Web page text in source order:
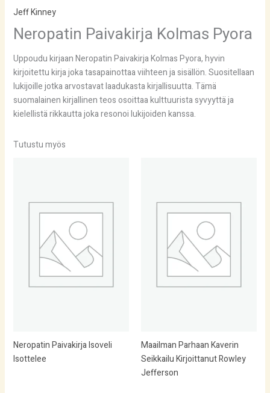
Jeff Kinney
Neropatin Paivakirja Kolmas Pyora
Uppoudu kirjaan Neropatin Paivakirja Kolmas Pyora, hyvin
kirjoitettu kirja joka tasapainottaa viihteen ja sisällön. Suositellaan
lukijoille jotka arvostavat laadukasta kirjallisuutta. Tämä
suomalainen kirjallinen teos osoittaa kulttuurista syvyyttä ja
kielellistä rikkautta joka resonoi lukijoiden kanssa.
Tutustu myös
Neropatin Paivakirja Isoveli
Isottelee
Maailman Parhaan Kaverin
Seikkailu Kirjoittanut Rowley
Jefferson